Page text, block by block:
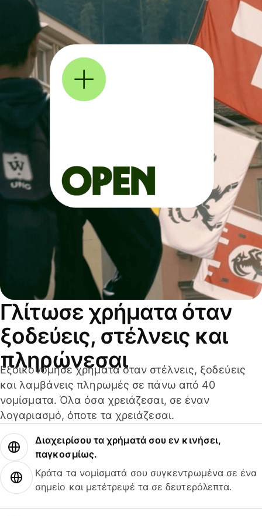
Γλίτωσε χρήματα όταν
ξοδεύεις, στέλνεις και
πληρώνεσαι
Εξοικονόμησε χρήματα όταν στέλνεις, ξοδεύεις
και λαμβάνεις πληρωμές σε πάνω από 40
νομίσματα. Όλα όσα χρειάζεσαι, σε έναν
λογαριασμό, όποτε τα χρειάζεσαι.
Διαχειρίσου τα χρήματά σου εν κινήσει,
παγκοσμίως.
Κράτα τα νομίσματά σου συγκεντρωμένα σε ένα
σημείο και μετέτρεψέ τα σε δευτερόλεπτα.